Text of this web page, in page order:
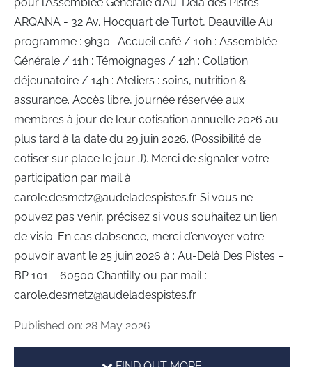
pour l’Assemblée Générale d’Au-Delà des Pistes.
ARQANA - 32 Av. Hocquart de Turtot, Deauville Au
programme : 9h30 : Accueil café / 10h : Assemblée
Générale / 11h : Témoignages / 12h : Collation
déjeunatoire / 14h : Ateliers : soins, nutrition &
assurance. Accès libre, journée réservée aux
membres à jour de leur cotisation annuelle 2026 au
plus tard à la date du 29 juin 2026. (Possibilité de
cotiser sur place le jour J). Merci de signaler votre
participation par mail à
carole.desmetz@audeladespistes.fr. Si vous ne
pouvez pas venir, précisez si vous souhaitez un lien
de visio. En cas d’absence, merci d’envoyer votre
pouvoir avant le 25 juin 2026 à : Au-Delà Des Pistes –
BP 101 – 60500 Chantilly ou par mail :
carole.desmetz@audeladespistes.fr
Published on: 28 May 2026